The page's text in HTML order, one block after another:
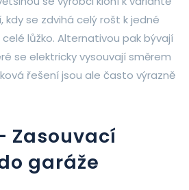
kdy se zdvihá celý rošt k jedné
lůžko. Alternativou pak bývají
se elektricky vysouvají směrem
řešení jsou ale často výrazně
Zasouvací
garáže